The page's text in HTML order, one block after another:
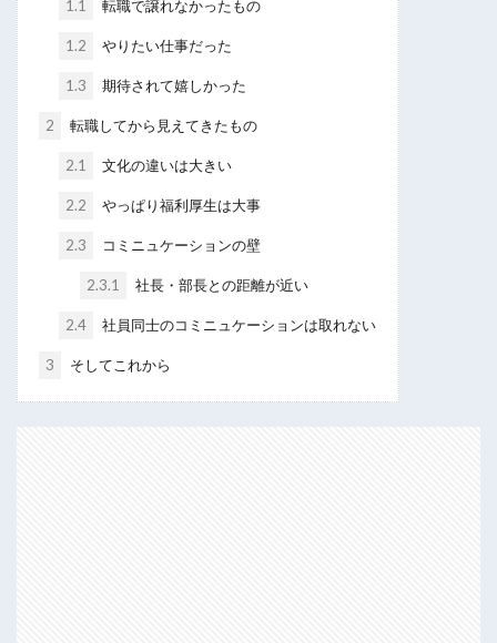
1.1 転職で譲れなかったもの
1.2 やりたい仕事だった
1.3 期待されて嬉しかった
2 転職してから見えてきたもの
2.1 文化の違いは大きい
2.2 やっぱり福利厚生は大事
2.3 コミニュケーションの壁
2.3.1 社長・部長との距離が近い
2.4 社員同士のコミニュケーションは取れない
3 そしてこれから